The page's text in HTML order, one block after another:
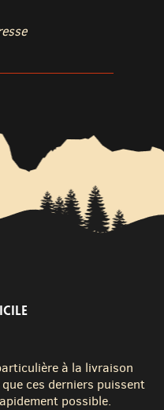
à la livraison
ces derniers puissent
possible.